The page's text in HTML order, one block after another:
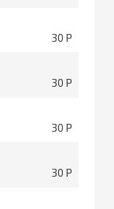
30
30
30
30